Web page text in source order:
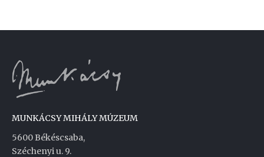
MUNKÁCSY MIHÁLY MÚZEUM
5600 Békéscsaba,
Széchenyi u. 9.